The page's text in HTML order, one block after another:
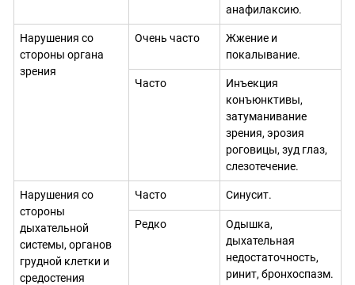
анафилаксию.
Нарушения со
стороны органа
зрения
Очень часто
Жжение и
покалывание.
Часто
Инъекция
конъюнктивы,
затуманивание
зрения, эрозия
роговицы, зуд глаз,
слезотечение.
Нарушения со
стороны
дыхательной
системы, органов
грудной клетки и
средостения
Часто Синусит.
Редко
Одышка,
дыхательная
недостаточность,
ринит, бронхоспазм.